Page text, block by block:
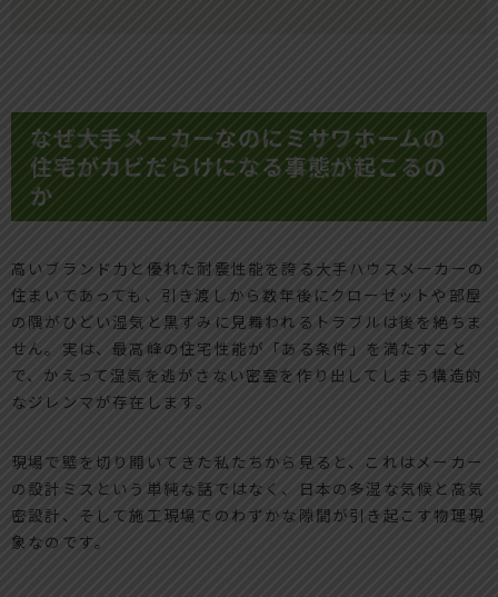
なぜ大手メーカーなのにミサワホームの
住宅がカビだらけになる事態が起こるの
か
高いブランド力と優れた耐震性能を誇る大手ハウスメーカーの
住まいであっても、引き渡しから数年後にクローゼットや部屋
の隅がひどい湿気と黒ずみに見舞われるトラブルは後を絶ちま
せん。実は、最高峰の住宅性能が「ある条件」を満たすこと
で、かえって湿気を逃がさない密室を作り出してしまう構造的
なジレンマが存在します。
現場で壁を切り開いてきた私たちから見ると、これはメーカー
の設計ミスという単純な話ではなく、日本の多湿な気候と高気
密設計、そして施工現場でのわずかな隙間が引き起こす物理現
象なのです。